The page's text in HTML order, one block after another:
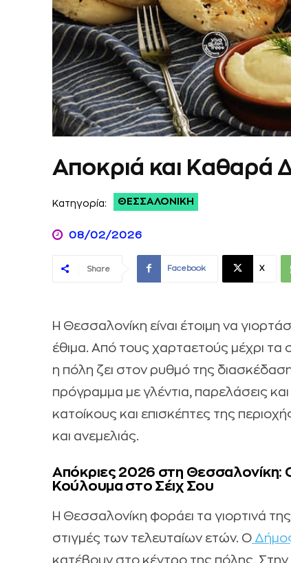
Αποκριά και Καθαρά
Κατηγορία: ΘΕΣΣΑΛΟΝΊΚΗ
08/02/2026
Share Facebook X
Η Θεσσαλονίκη είναι έτοιμη να
έθιμα. Από τους χαρταετούς μέχρι
η πόλη ζει στον ρυθμό της
πρόγραμμα με γλέντια, παρελάσεις
κατοίκους και επισκέπτες της
και ανεμελιάς.
Απόκριες 2026 στη Θεσσαλονίκη:
Κούλουμα στο Σέιχ Σου
Η Θεσσαλονίκη φοράει τα γιορτινά
στιγμές των τελευταίων ετών. Ο
κατέβουν στο κέντρο της πόλης.